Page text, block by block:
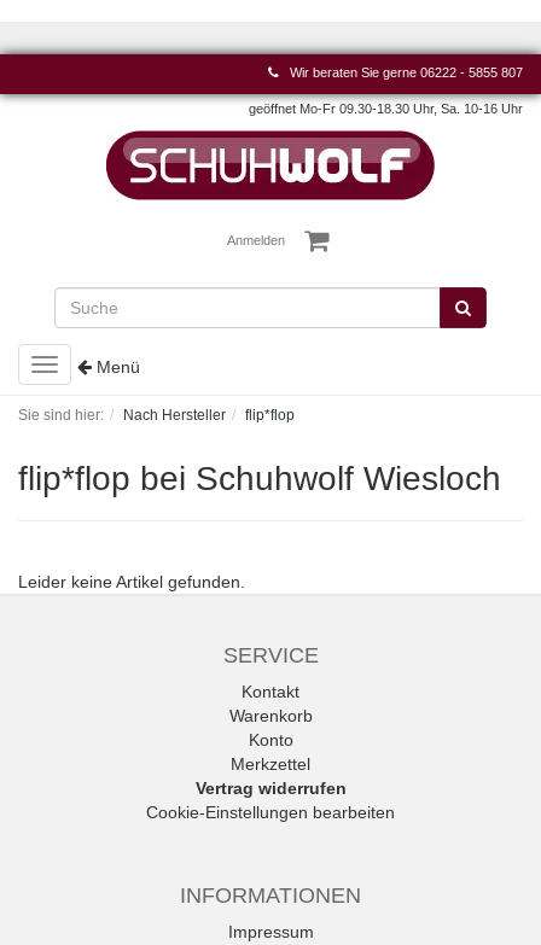
Wir beraten Sie gerne 06222 - 5855 807
geöffnet Mo-Fr 09.30-18.30 Uhr, Sa. 10-16 Uhr
Anmelden
Toggle
navigation
Menü
Sie sind hier: Nach Hersteller flip*flop
flip*flop bei Schuhwolf Wiesloch
Leider keine Artikel gefunden.
SERVICE
Kontakt
Warenkorb
Konto
Merkzettel
Vertrag widerrufen
Cookie-Einstellungen bearbeiten
INFORMATIONEN
Impressum